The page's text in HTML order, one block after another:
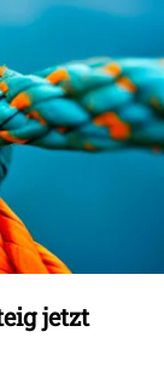
jetzt